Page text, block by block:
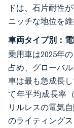
ドは、石片耐性
ニッチな地位を維
車両タイプ別：
乗用車は2025年
占め、グローバ
車は最も急成長
て年平均成長率
リルレスの電気
のライティング